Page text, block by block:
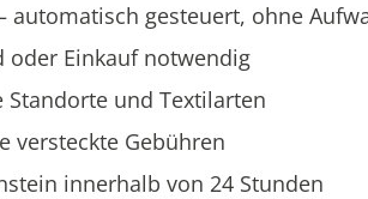
gesteuert, ohne
oder Einkauf notwendig
und Textilarten
versteckte Gebühren
innerhalb von 24 Stunden